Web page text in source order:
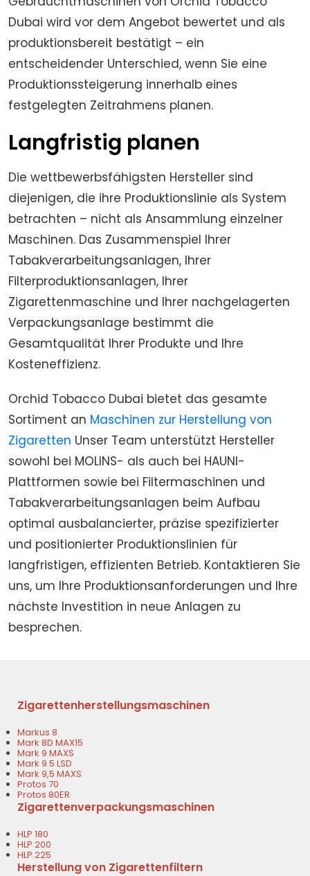
Dubai wird vor dem Angebot bewertet und als
produktionsbereit bestätigt – ein
entscheidender Unterschied, wenn Sie eine
Produktionssteigerung innerhalb eines
festgelegten Zeitrahmens planen.
Langfristig planen
Die wettbewerbsfähigsten Hersteller sind
diejenigen, die ihre Produktionslinie als System
betrachten – nicht als Ansammlung einzelner
Maschinen. Das Zusammenspiel Ihrer
Tabakverarbeitungsanlagen, Ihrer
Filterproduktionsanlagen, Ihrer
Zigarettenmaschine und Ihrer nachgelagerten
Verpackungsanlage bestimmt die
Gesamtqualität Ihrer Produkte und Ihre
Kosteneffizienz.
Orchid Tobacco Dubai bietet das gesamte
Sortiment an Maschinen zur Herstellung von
Zigaretten Unser Team unterstützt Hersteller
sowohl bei MOLINS- als auch bei HAUNI-
Plattformen sowie bei Filtermaschinen und
Tabakverarbeitungsanlagen beim Aufbau
optimal ausbalancierter, präzise spezifizierter
und positionierter Produktionslinien für
langfristigen, effizienten Betrieb. Kontaktieren Sie
uns, um Ihre Produktionsanforderungen und Ihre
nächste Investition in neue Anlagen zu
besprechen.
Zigarettenherstellungsmaschinen
Markus 8
Mark 8D MAX15
Mark 9 MAXS
Mark 9.5 LSD
Mark 9,5 MAXS
Protos 70
Protos 80ER
Zigarettenverpackungsmaschinen
HLP 180
HLP 200
HLP 225
Herstellung von Zigarettenfiltern